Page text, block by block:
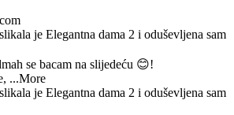
je Elegantna dama 2 i oduševljena sam
se bacam na slijedeću 😊!
...More
je Elegantna dama 2 i oduševljena sam